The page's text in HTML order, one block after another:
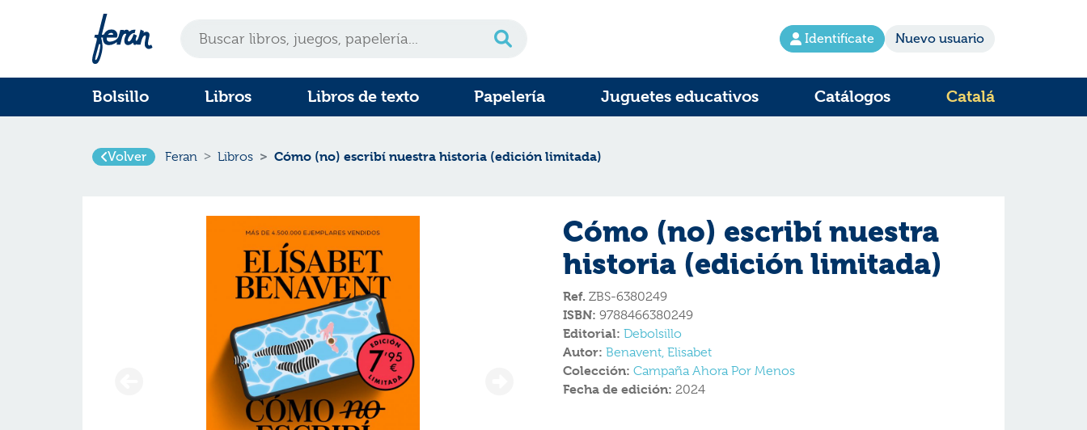
Identifícate Nuevo usuario
Bolsillo Libros Libros de texto Papelería Juguetes educativos Catálogos Catalá
Volver Feran Libros Cómo (no) escribí nuestra historia (edición limitada)
Cómo (no) escribí nuestra
historia (edición limitada)
Ref. ZBS-6380249
ISBN: 9788466380249
Editorial: Debolsillo
Autor: Benavent, Elisabet
Colección: Campaña Ahora Por Menos
Fecha de edición: 2024